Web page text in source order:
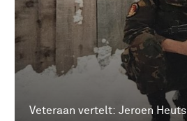
Veteraan vertelt: Jeroen Heuts